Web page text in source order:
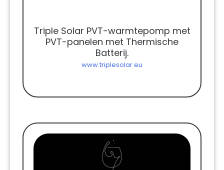
Triple Solar PVT-warmtepomp met
PVT-panelen met Thermische
Batterij.
www.triplesolar.eu